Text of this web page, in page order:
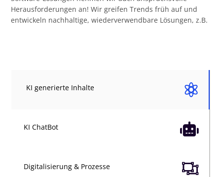
Herausforderungen an! Wir greifen Trends früh auf und
entwickeln nachhaltige, wiederverwendbare Lösungen, z.B.

KI generierte Inhalte

KI ChatBot

Digitalisierung & Prozesse